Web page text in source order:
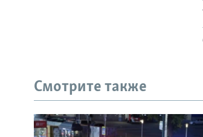
Смотрите также